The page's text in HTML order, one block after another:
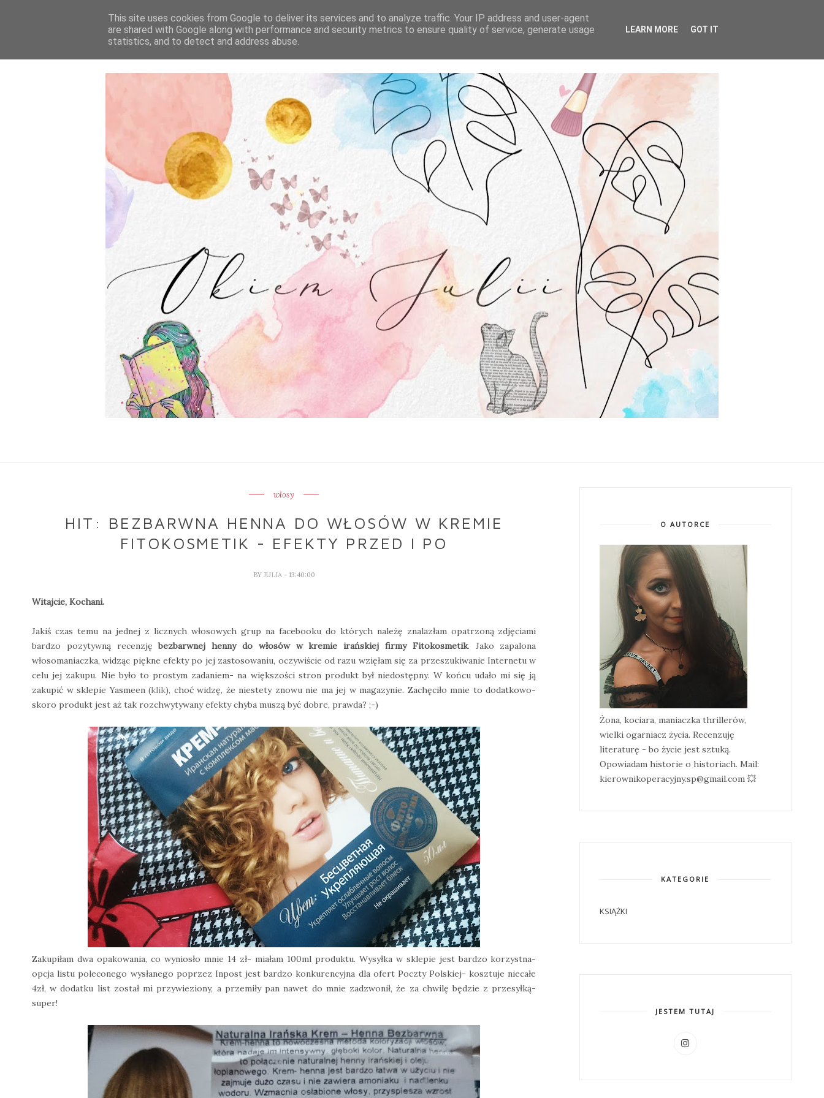
STRONA GŁÓWNA O MNIE WSPÓŁPRACA
włosy
HIT: BEZBARWNA HENNA DO WŁOSÓW W KREMIE
FITOKOSMETIK - EFEKTY PRZED I PO
BY JULIA - 13:40:00
Witajcie, Kochani.
Jakiś czas temu na jednej z licznych włosowych grup na facebooku do których należę znalazłam opatrzoną zdjęciami
bardzo pozytywną recenzjębezbarwnej henny do włosów w kremie irańskiej firmy Fitokosmetik. Jako zapalona
włosomaniaczka, widząc piękne efekty po jej zastosowaniu, oczywiście od razu wzięłam się za przeszukiwanie Internetu w
celu jej zakupu. Nie było to prostym zadaniem- na większości stron produkt był niedostępny. W końcu udało mi się ją
zakupić w sklepie Yasmeen (klik), choć widzę, że niestety znowu nie ma jej w magazynie. Zachęciło mnie to dodatkowo-
skoro produkt jest aż tak rozchwytywany efekty chyba muszą być dobre, prawda? ;-)
Zakupiłam dwa opakowania, co wyniosło mnie 14 zł- miałam 100ml produktu. Wysyłka w sklepie jest bardzo korzystna-
opcja listu poleconego wysłanego poprzez Inpost jest bardzo konkurencyjna dla ofert Poczty Polskiej- kosztuje niecałe
4zł, w dodatku list został mi przywieziony, a przemiły pan nawet do mnie zadzwonił, że za chwilę będzie z przesyłką-
super!
O AUTORCE
Żona, kociara, maniaczka thrillerów,
wielki ogarniacz życia. Recenzuję
literaturę - bo życie jest sztuką.
Opowiadam historie o historiach. Mail:
kierownikoperacyjny.sp@gmail.com 💥
KATEGORIE
KSIĄŻKI
JESTEM TUTAJ
This site uses cookies from Google to deliver its services and to analyze traffic. Your IP address and user-agent
are shared with Google along with performance and security metrics to ensure quality of service, generate usage
statistics, and to detect and address abuse.
LEARN MORE GOT IT